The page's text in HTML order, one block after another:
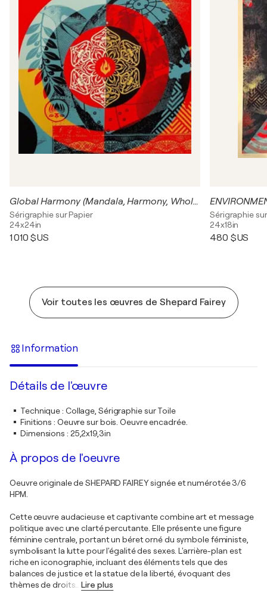
Global Harmony (Mandala, Harmony, Wholeness, Unified Global Perspective)
Sérigraphie sur Papier
24x24in
1 010 $US
Sérigraphie
24x18in
480 $US
Voir toutes les œuvres de Shepard Fairey
Information
Détails de l'œuvre
Technique: Collage, Sérigraphie sur Toile
Finitions : Oeuvre sur bois. Oeuvre encadrée.
Dimensions : 25,2x19,3in
À propos de l'oeuvre
Oeuvre originale de SHEPARD FAIREY signée et numérotée 3/6
HPM.
Cette œuvre audacieuse et captivante combine art et message
politique avec une clarté percutante. Elle présente une figure
féminine centrale, portant un béret orné du symbole féministe,
symbolisant la lutte pour l'égalité des sexes. L'arrière-plan est
riche en iconographie, incluant des éléments tels que des
balances de justice et la statue de la liberté, évoquant des
thèmes de droits
Lire plus